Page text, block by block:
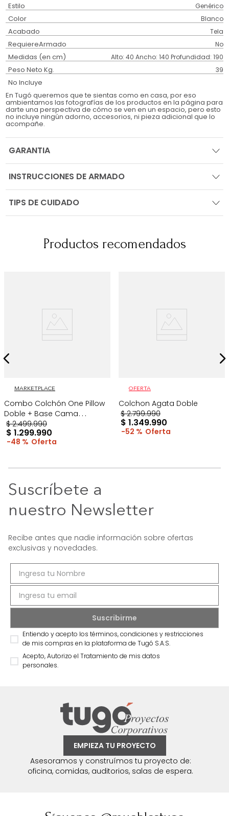
Estilo Genérico
Color Blanco
Acabado Tela
RequiereArmado No
Medidas (en cm) Alto: 40 Ancho: 140 Profundidad: 190
Peso Neto Kg. 39
No Incluye
En Tugó queremos que te sientas como en casa, por eso
ambientamos las fotografías de los productos en la página para
darte una perspectiva de cómo se ven en un espacio, pero esto
no incluye ningún adorno, accesorios, ni pieza adicional que lo
acompañe.
GARANTIA
INSTRUCCIONES DE ARMADO
TIPS DE CUIDADO
Productos recomendados
MARKETPLACE
Combo Colchón One Pillow
Doble + Base Cama
Gris/Blanco
$ 2.499.990
$ 1.299.990
48 %
OFERTA
Colchon Agata Doble
$ 2.799.990
$ 1.349.990
52 %
Suscríbete a
nuestro Newsletter
Recibe antes que nadie información sobre ofertas
exclusivas y novedades.
Entiendo y acepto los términos, condiciones y restricciones
de mis compras en la plataforma de Tugó S.A.S.
Acepto, Autorizo el Tratamiento de mis datos
personales.
EMPIEZA TU PROYECTO
Asesoramos y construímos tu proyecto de:
oficina, comidas, auditorios, salas de espera.